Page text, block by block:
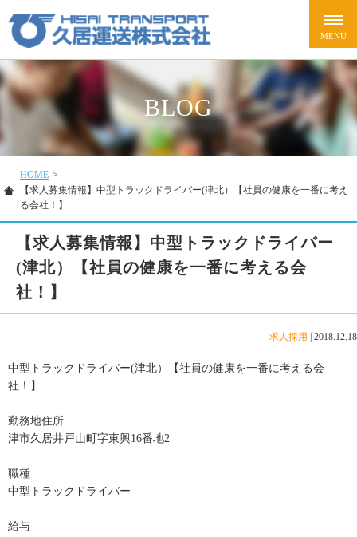
BLOG
HOME >
【求人募集情報】中型トラックドライバー(津北）【社員の健康を一番に考え
る会社！】
【求人募集情報】中型トラックドライバー
(津北）【社員の健康を一番に考える会
社！】
求人採用 2018.12.18
中型トラックドライバー(津北）【社員の健康を一番に考える会
社！】
勤務地住所
津市久居井戸山町字東興16番地2
職種
中型トラックドライバー
給与